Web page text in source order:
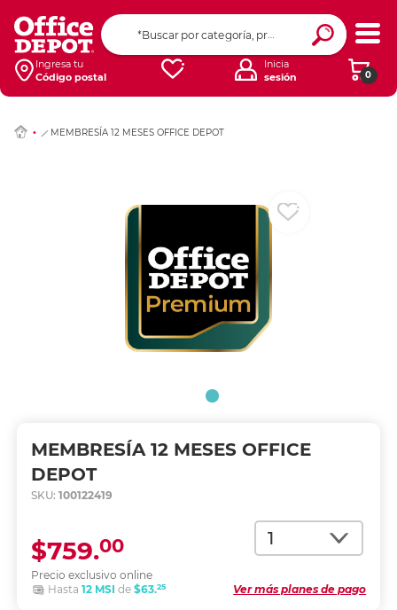
Ingresa tu
Código postal
0
Inicia
sesión
MEMBRESÍA 12 MESES OFFICE DEPOT
MEMBRESÍA 12 MESES OFFICE
DEPOT
SKU: 100122419
Cantidad
Precio exclusivo online
$759.00
Ver más planes de pago
Hasta 12 MSI de $63.25
Ingresar Codigo